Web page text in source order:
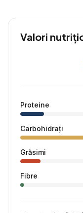
Valori
Proteine
Carbohidrați
Grăsimi
Fibre